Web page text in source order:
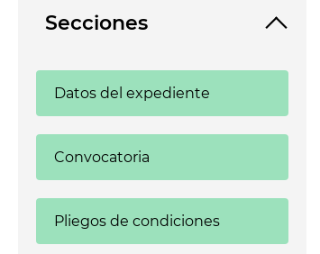
Secciones
Datos del expediente
Convocatoria
Pliegos de condiciones